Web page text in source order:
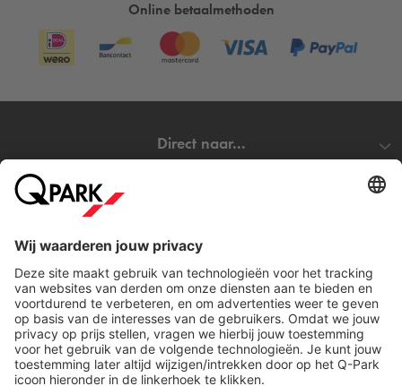
Online betaalmethoden
Direct naar...